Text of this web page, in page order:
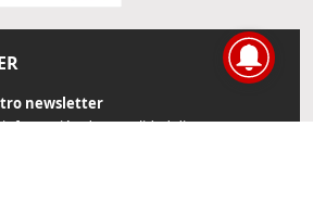
newsletter
de actualidad directamente en